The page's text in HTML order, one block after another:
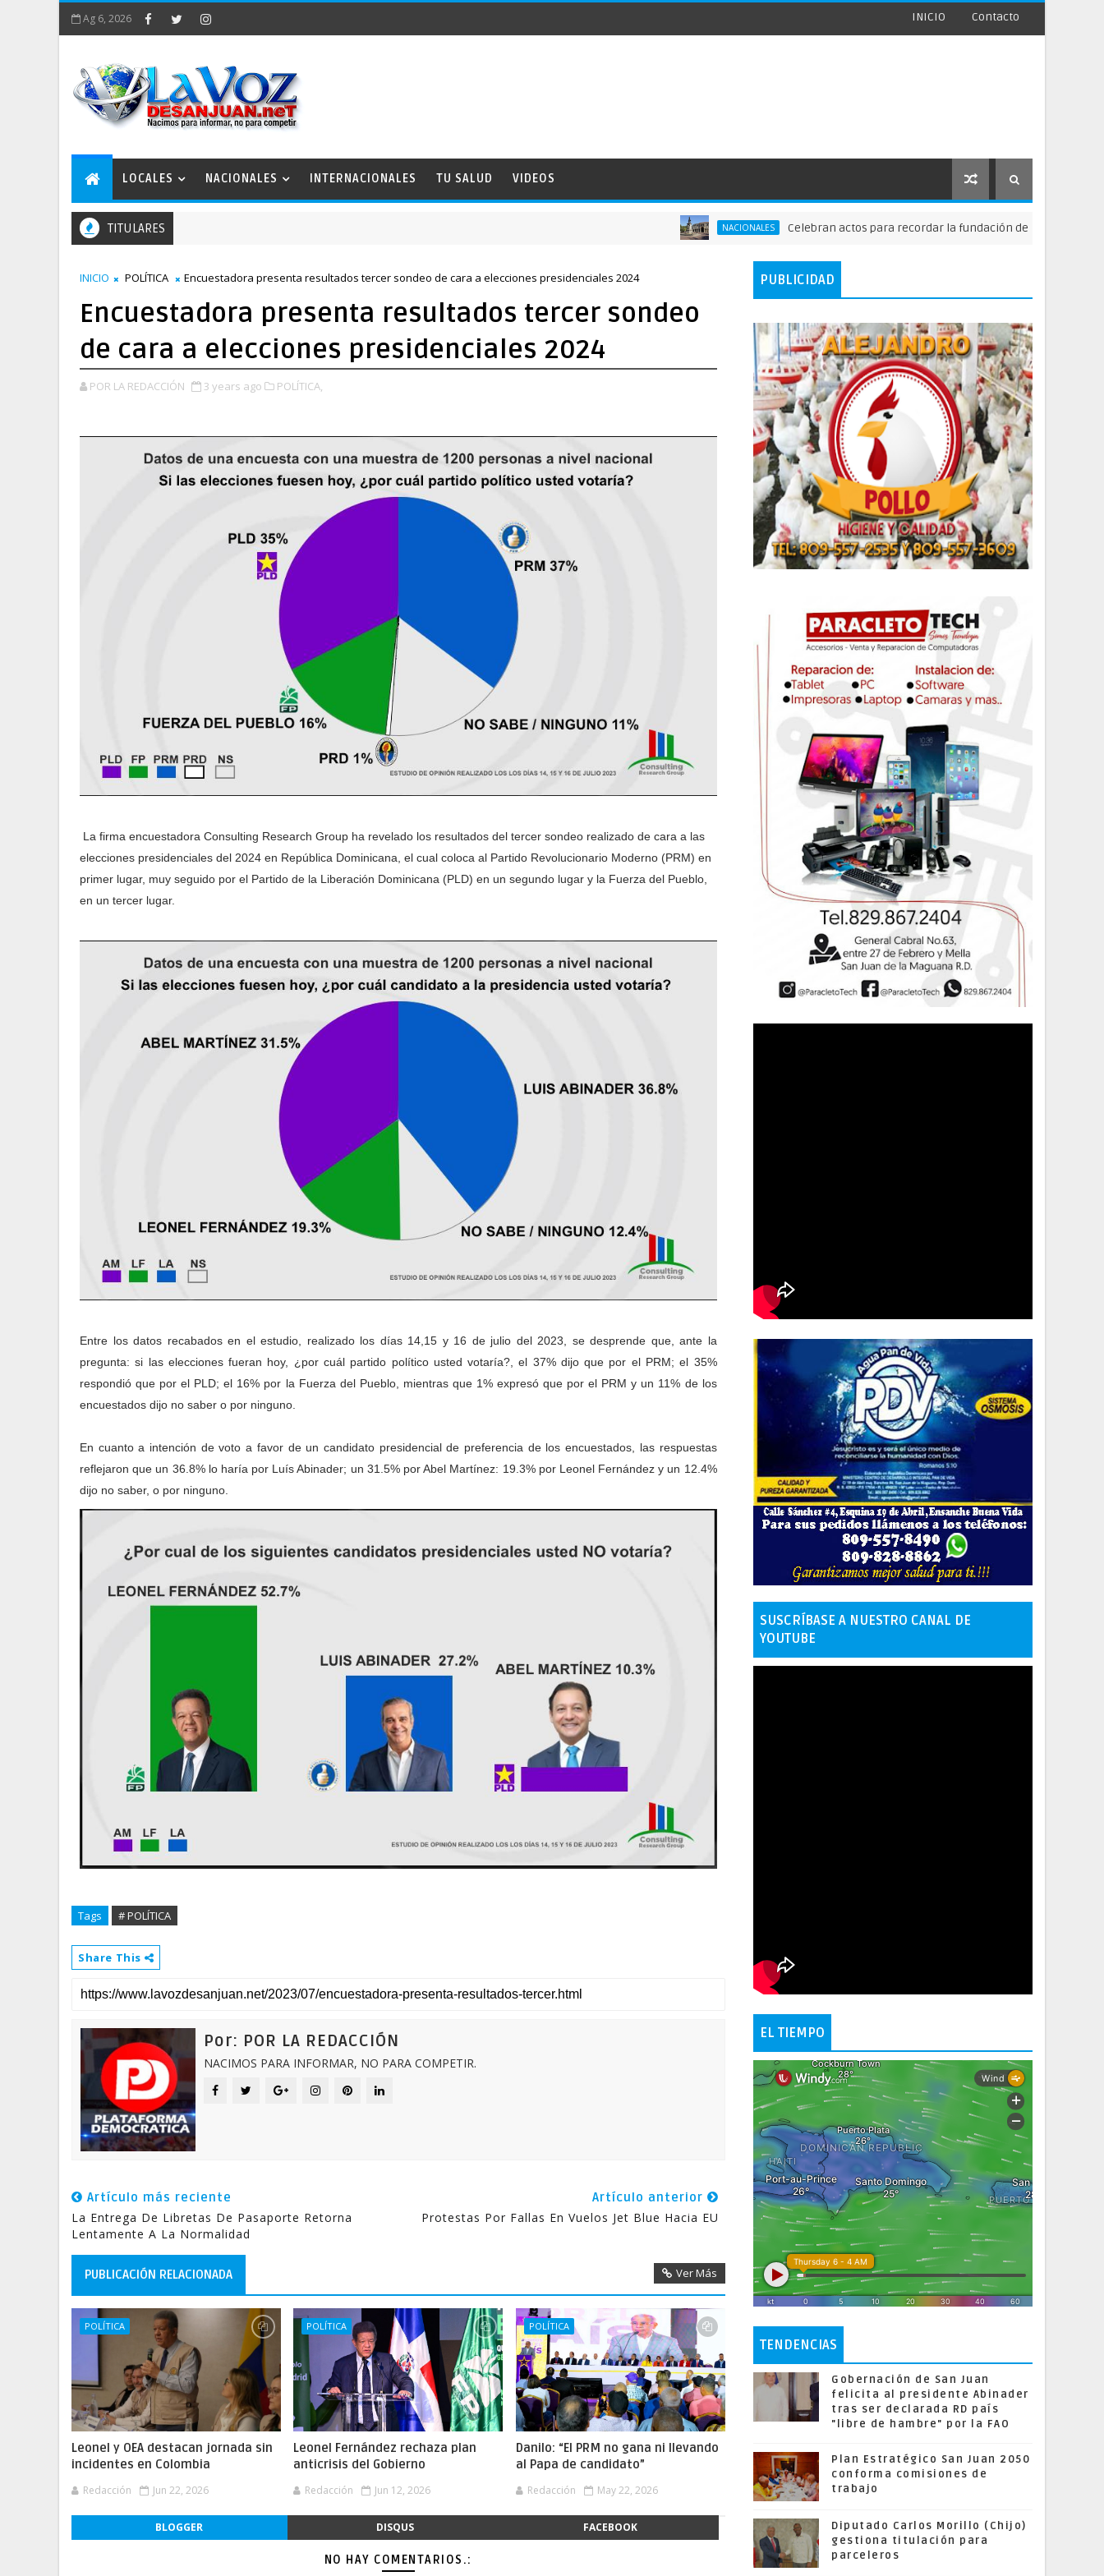
Ag 6, 2026 INICIO Contacto
LOCALES NACIONALES INTERNACIONALES TU SALUD VIDEOS
TITULARES NACIONALES Celebran actos para recordar la fundación de Santo Domingo
INICIO POLÍTICA Encuestadora presenta resultados tercer sondeo de cara a elecciones presidenciales 2024
Encuestadora presenta resultados tercer sondeo
de cara a elecciones presidenciales 2024
POR LA REDACCIÓN 3 years ago POLÍTICA,
La firma encuestadora Consulting Research Group ha revelado los resultados del tercer sondeo realizado de cara a las
elecciones presidenciales del 2024 en República Dominicana, el cual coloca al Partido Revolucionario Moderno (PRM) en
primer lugar, muy seguido por el Partido de la Liberación Dominicana (PLD) en un segundo lugar y la Fuerza del Pueblo,
en un tercer lugar.
Entre los datos recabados en el estudio, realizado los días 14,15 y 16 de julio del 2023, se desprende que, ante la
pregunta: si las elecciones fueran hoy, ¿por cuál partido político usted votaría?, el 37% dijo que por el PRM; el 35%
respondió que por el PLD; el 16% por la Fuerza del Pueblo, mientras que 1% expresó que por el PRM y un 11% de los
encuestados dijo no saber o por ninguno.
En cuanto a intención de voto a favor de un candidato presidencial de preferencia de los encuestados, las respuestas
reflejaron que un 36.8% lo haría por Luís Abinader; un 31.5% por Abel Martínez: 19.3% por Leonel Fernández y un 12.4%
dijo no saber, o por ninguno.
Tags # POLÍTICA
Share This
Por: POR LA REDACCIÓN
NACIMOS PARA INFORMAR, NO PARA COMPETIR.
Artículo más reciente
La Entrega De Libretas De Pasaporte Retorna
Lentamente A La Normalidad
Artículo anterior
Protestas Por Fallas En Vuelos Jet Blue Hacia EU
PUBLICACIÓN RELACIONADA Ver Más
POLÍTICA
Leonel y OEA destacan jornada sin
incidentes en Colombia
Redacción Jun 22, 2026
POLÍTICA
Leonel Fernández rechaza plan
anticrisis del Gobierno
Redacción Jun 12, 2026
POLÍTICA
Danilo: “El PRM no gana ni llevando
al Papa de candidato”
Redacción May 22, 2026
BLOGGER DISQUS FACEBOOK
NO HAY COMENTARIOS.:
PUBLICIDAD
SUSCRÍBASE A NUESTRO CANAL DE
YOUTUBE
EL TIEMPO
TENDENCIAS
Gobernación de San Juan
felicita al presidente Abinader
tras ser declarada RD país
"libre de hambre" por la FAO
Plan Estratégico San Juan 2050
conforma comisiones de
trabajo
Diputado Carlos Morillo (Chijo)
gestiona titulación para
parceleros